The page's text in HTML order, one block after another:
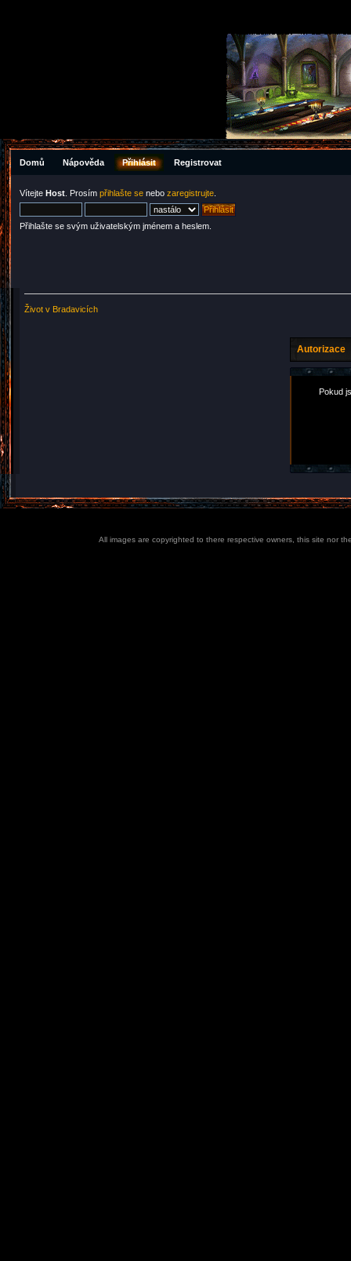
Domů Nápověda Přihlásit Registrovat
Vítejte Host . Prosím přihlašte se nebo zaregistrujte
Přihlašte se svým uživatelským jménem a heslem.
Život v Bradavicích
Autorizace
Pokud
All images are copyrighted to there respective owners, this site nor